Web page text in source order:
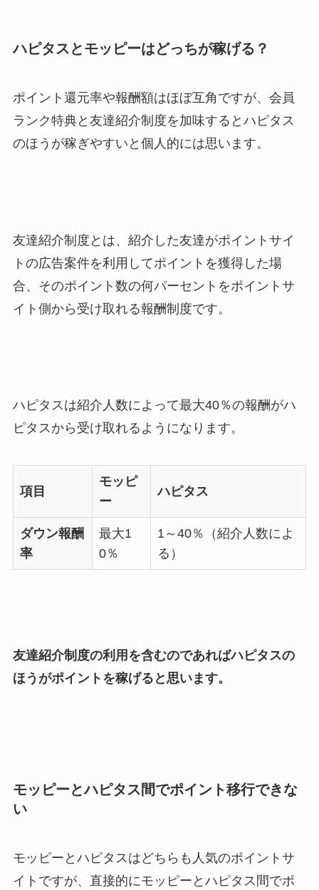
ハピタスとモッピーはどっちが稼げる？
ポイント還元率や報酬額はほぼ互角ですが、会員
ランク特典と友達紹介制度を加味するとハピタス
のほうが稼ぎやすいと個人的には思います。
友達紹介制度とは、紹介した友達がポイントサイ
トの広告案件を利用してポイントを獲得した場
合、そのポイント数の何パーセントをポイントサ
イト側から受け取れる報酬制度です。
ハピタスは紹介人数によって最大40％の報酬がハ
ピタスから受け取れるようになります。
項目
モッピ
ー
ハピタス
ダウン報酬
率
最大1
0％
1～40％（紹介人数によ
る）
友達紹介制度の利用を含むのであればハピタスの
ほうがポイントを稼げると思います。
モッピーとハピタス間でポイント移行できな
い
モッピーとハピタスはどちらも人気のポイントサ
イトですが、直接的にモッピーとハピタス間でポ